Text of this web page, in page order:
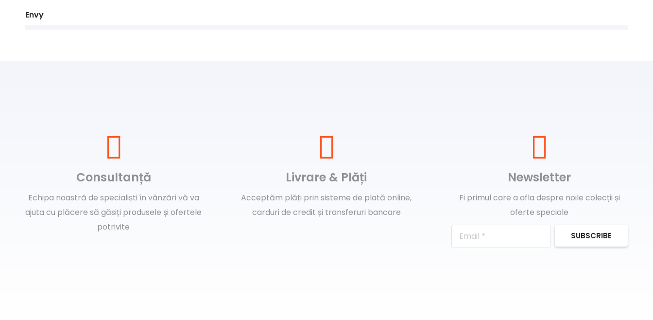
Envy
Consultanță
Echipa noastră de specialiști în vânzări vă va
ajuta cu plăcere să găsiți produsele și ofertele
potrivite
Livrare & Plăți
Acceptăm plăți prin sisteme de plată online,
carduri de credit și transferuri bancare
Newsletter
Fi primul care a afla despre noile colecții și
oferte speciale
SUBSCRIBE